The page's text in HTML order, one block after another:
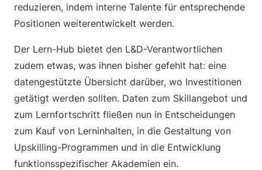
reduzieren, indem interne Talente für entsprechende
Positionen weiterentwickelt werden.
Der Lern-Hub bietet den L&D-Verantwortlichen
zudem etwas, was ihnen bisher gefehlt hat: eine
datengestützte Übersicht darüber, wo Investitionen
getätigt werden sollten. Daten zum Skillangebot und
zum Lernfortschritt fließen nun in Entscheidungen
zum Kauf von Lerninhalten, in die Gestaltung von
Upskilling-Programmen und in die Entwicklung
funktionsspezifischer Akademien ein.